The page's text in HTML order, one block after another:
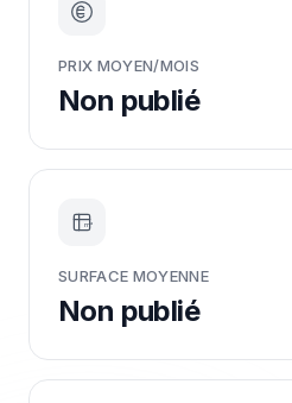
PRIX MOYEN/MOIS
Non publié
m²
SURFACE MOYENNE
Non publié